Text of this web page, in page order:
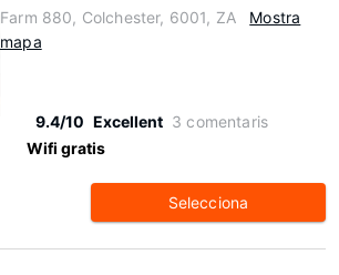
Farm 880, Colchester, 6001, ZA
Mostra
mapa
9.4/10 Excellent 3 comentaris
Wifi gratis
Selecciona